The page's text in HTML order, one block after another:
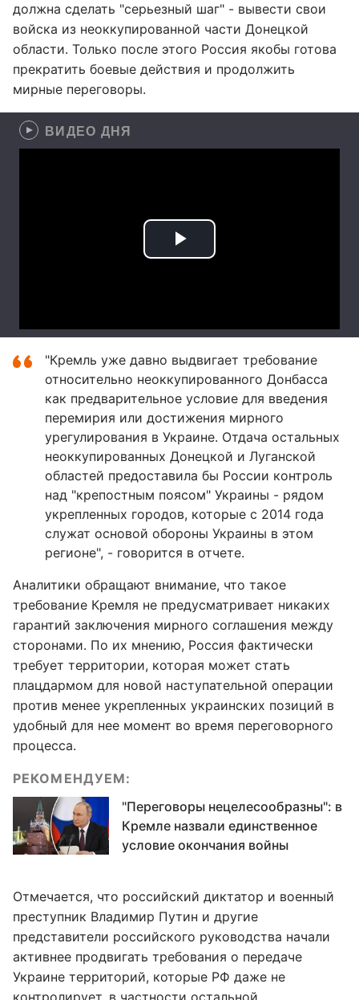
должна сделать "серьезный шаг" - вывести свои
войска из неоккупированной части Донецкой
области. Только после этого Россия якобы готова
прекратить боевые действия и продолжить
мирные переговоры.
ВИДЕО ДНЯ
"Кремль уже давно выдвигает требование
относительно неоккупированного Донбасса
как предварительное условие для введения
перемирия или достижения мирного
урегулирования в Украине. Отдача остальных
неоккупированных Донецкой и Луганской
областей предоставила бы России контроль
над "крепостным поясом" Украины - рядом
укрепленных городов, которые с 2014 года
служат основой обороны Украины в этом
регионе", - говорится в отчете.
Аналитики обращают внимание, что такое
требование Кремля не предусматривает никаких
гарантий заключения мирного соглашения между
сторонами. По их мнению, Россия фактически
требует территории, которая может стать
плацдармом для новой наступательной операции
против менее укрепленных украинских позиций в
удобный для нее момент во время переговорного
процесса.
РЕКОМЕНДУЕМ:
"Переговоры нецелесообразны": в
Кремле назвали единственное
условие окончания войны
Отмечается, что российский диктатор и военный
преступник Владимир Путин и другие
представители российского руководства начали
активнее продвигать требования о передаче
Украине территорий, которые РФ даже не
контролирует, в частности остальной